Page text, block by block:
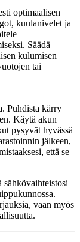
optimaalisen
kuulanivelet ja
Säädä
kulumisen
tai
Puhdista kärry
Käytä akun
pysyvät hyvässä
jälkeen,
että se
vaan myös